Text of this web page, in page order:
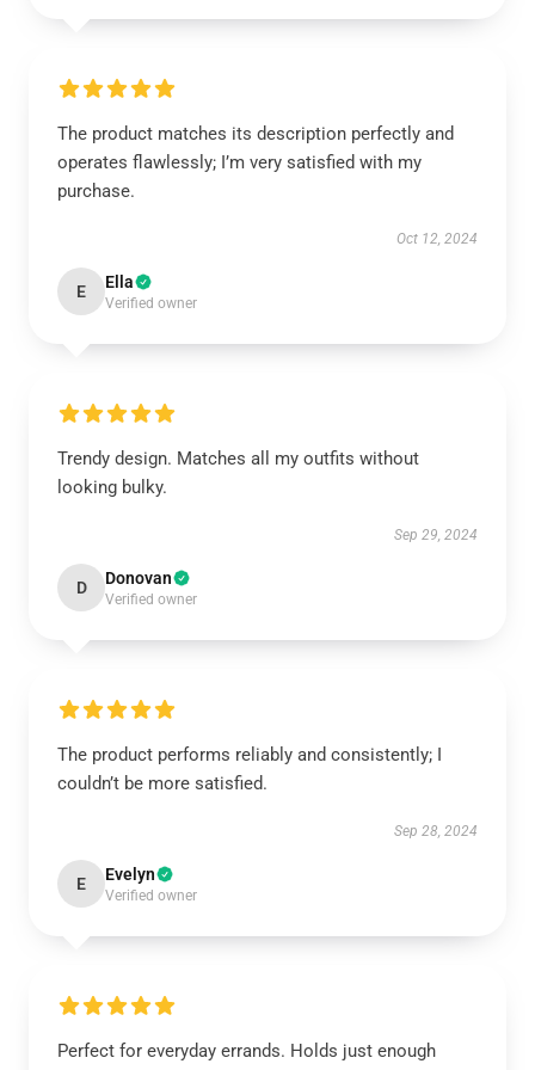
The product matches its description perfectly and
operates flawlessly; I’m very satisfied with my
purchase.
Oct 12, 2024
E Ella
Verified owner
Trendy design. Matches all my outfits without
looking bulky.
Sep 29, 2024
D Donovan
Verified owner
The product performs reliably and consistently; I
couldn’t be more satisfied.
Sep 28, 2024
E Evelyn
Verified owner
Perfect for everyday errands. Holds just enough